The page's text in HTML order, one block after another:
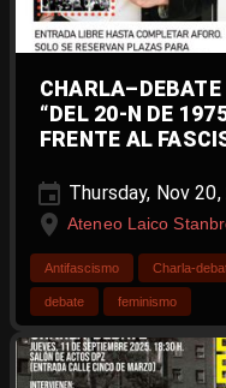
“DEL 20-N DE
FRENTE AL
Thursday, Nov
Ateneo Laico
Antifascismo Charla-
debate feminismo